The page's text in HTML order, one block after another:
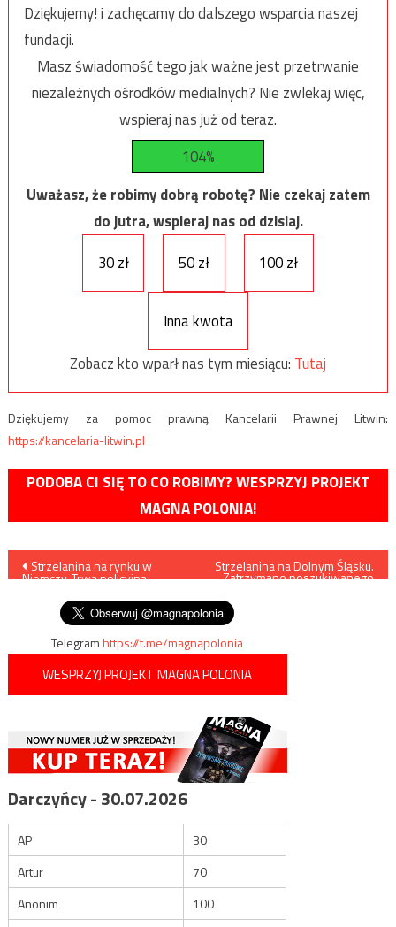
Dziękujemy! i zachęcamy do dalszego wsparcia naszej
fundacji.
Masz świadomość tego jak ważne jest przetrwanie
niezależnych ośrodków medialnych? Nie zwlekaj więc,
wspieraj nas już od teraz.
104%
Uważasz, że robimy dobrą robotę? Nie czekaj zatem
do jutra, wspieraj nas od dzisiaj.
30 zł
50 zł 100 zł
Inna kwota
Zobacz kto wparł nas tym miesiącu: Tutaj
Dziękujemy za pomoc prawną Kancelarii Prawnej Litwin:
https://kancelaria-litwin.pl
PODOBA CI SIĘ TO CO ROBIMY? WESPRZYJ PROJEKT
MAGNA POLONIA!
Nawigacja
wpisu
Strzelanina na rynku w
Niemczy. Trwa policyjna
Strzelanina na Dolnym Śląsku.
Zatrzymano poszukiwanego
Telegramhttps://t.me/magnapolonia
WESPRZYJ PROJEKT MAGNA POLONIA
Darczyńcy - 30.07.2026
AP
30
Artur
70
Anonim
100